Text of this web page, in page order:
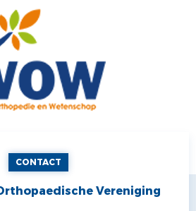
CONTACT
Vereniging